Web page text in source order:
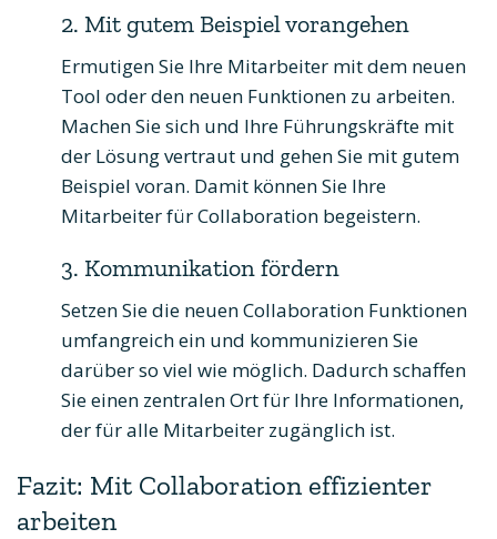
2. Mit gutem Beispiel vorangehen
Ermutigen Sie Ihre Mitarbeiter mit dem neuen
Tool oder den neuen Funktionen zu arbeiten.
Machen Sie sich und Ihre Führungskräfte mit
der Lösung vertraut und gehen Sie mit gutem
Beispiel voran. Damit können Sie Ihre
Mitarbeiter für Collaboration begeistern.
3. Kommunikation fördern
Setzen Sie die neuen Collaboration Funktionen
umfangreich ein und kommunizieren Sie
darüber so viel wie möglich. Dadurch schaffen
Sie einen zentralen Ort für Ihre Informationen,
der für alle Mitarbeiter zugänglich ist.
Fazit: Mit Collaboration effizienter
arbeiten